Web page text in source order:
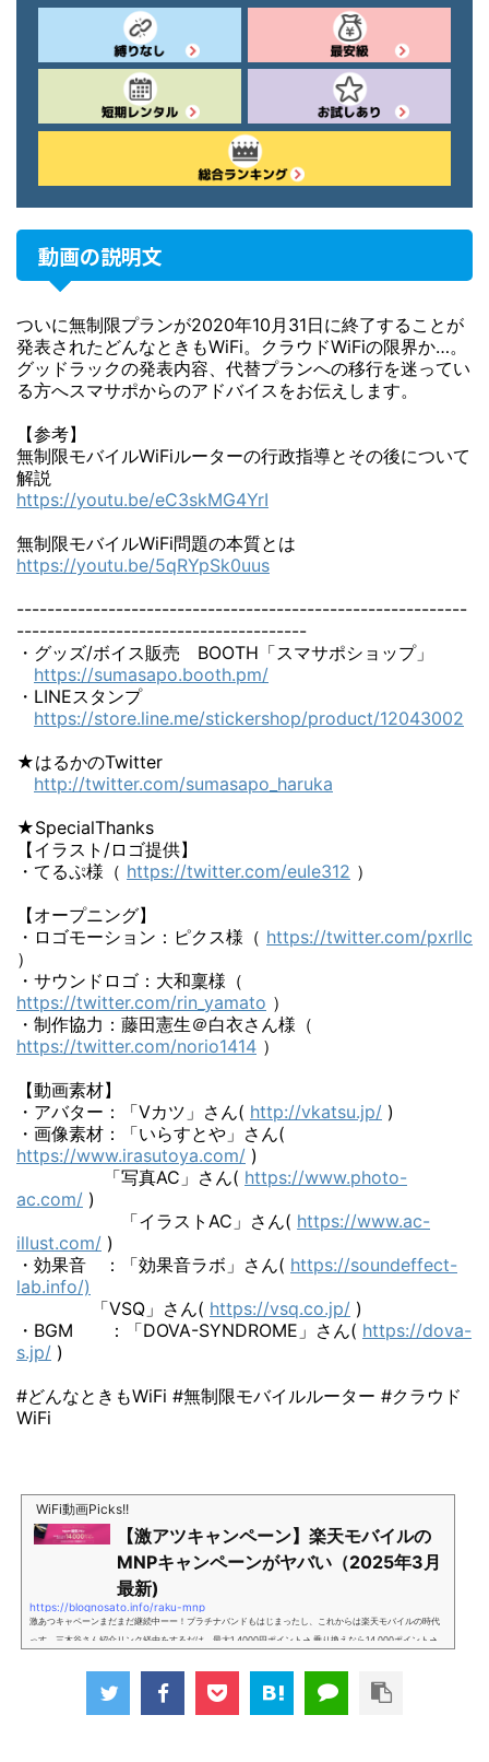
動画の説明文
ついに無制限プランが2020年10月31日に終了することが
発表されたどんなときもWiFi。クラウドWiFiの限界か…。
グッドラックの発表内容、代替プランへの移行を迷ってい
る方へスマサポからのアドバイスをお伝えします。
【参考】
無制限モバイルWiFiルーターの行政指導とその後について
解説
https://youtu.be/eC3skMG4YrI
無制限モバイルWiFi問題の本質とは
https://youtu.be/5qRYpSk0uus
-----------------------------------------------------------
--------------------------------------
・グッズ/ボイス販売 BOOTH「スマサポショップ」
https://sumasapo.booth.pm/
・LINEスタンプ
https://store.line.me/stickershop/product/12043002
★はるかのTwitter
http://twitter.com/sumasapo_haruka
★SpecialThanks
【イラスト/ロゴ提供】
・てるぷ様（ https://twitter.com/eule312 ）
【オープニング】
・ロゴモーション：ピクス様（ https://twitter.com/pxrllc
）
・サウンドロゴ：大和稟様（
https://twitter.com/rin_yamato ）
・制作協力：藤田憲生＠白衣さん様（
https://twitter.com/norio1414 ）
【動画素材】
・アバター：「Vカツ」さん( http://vkatsu.jp/ )
・画像素材：「いらすとや」さん(
https://www.irasutoya.com/ )
「写真AC」さん( https://www.photo-
ac.com/ )
「イラストAC」さん( https://www.ac-
illust.com/ )
・効果音 ：「効果音ラボ」さん( https://soundeffect-
lab.info/)
「VSQ」さん( https://vsq.co.jp/ )
・BGM ：「DOVA-SYNDROME」さん( https://dova-
s.jp/ )
#どんなときもWiFi #無制限モバイルルーター #クラウド
WiFi
WiFi動画Picks!!
【激アツキャンペーン】楽天モバイルの
MNPキャンペーンがヤバい（2025年3月
最新)
https://blognosato.info/raku-mnp
激あつキャペーンまだまだ継続中ーー！プラチナバンドもはじまったし、これからは楽天モバイルの時代
っす。三木谷さん紹介リンク経由をするだけ。最大1,4000円ポイント→ 乗り換えなら14,000ポイント→
け」とも思えるポイントばら撒きキャンペーンを発動してきました。■キャンペーン概要三木谷社長の特
別招待ページから楽天モバイ...